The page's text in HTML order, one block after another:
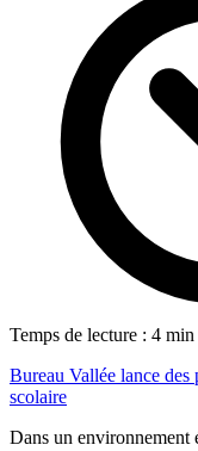
Temps de lecture : 4 min
Bureau Vallée lance
scolaire
Dans un environnement